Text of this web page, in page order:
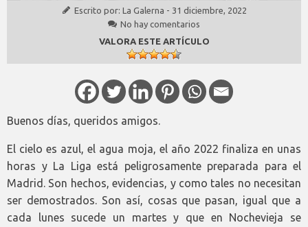
Escrito por: La Galerna - 31 diciembre, 2022
No hay comentarios
VALORA ESTE ARTÍCULO
Buenos días, queridos amigos.
El cielo es azul, el agua moja, el año 2022 finaliza en unas
horas y La Liga está peligrosamente preparada para el
Madrid. Son hechos, evidencias, y como tales no necesitan
ser demostrados. Son así, cosas que pasan, igual que a
cada lunes sucede un martes y que en Nochevieja se